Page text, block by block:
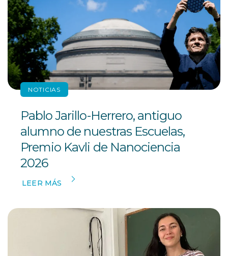
NOTICIAS
Pablo Jarillo-Herrero, antiguo
alumno de nuestras Escuelas,
Premio Kavli de Nanociencia
2026
LEER MÁS